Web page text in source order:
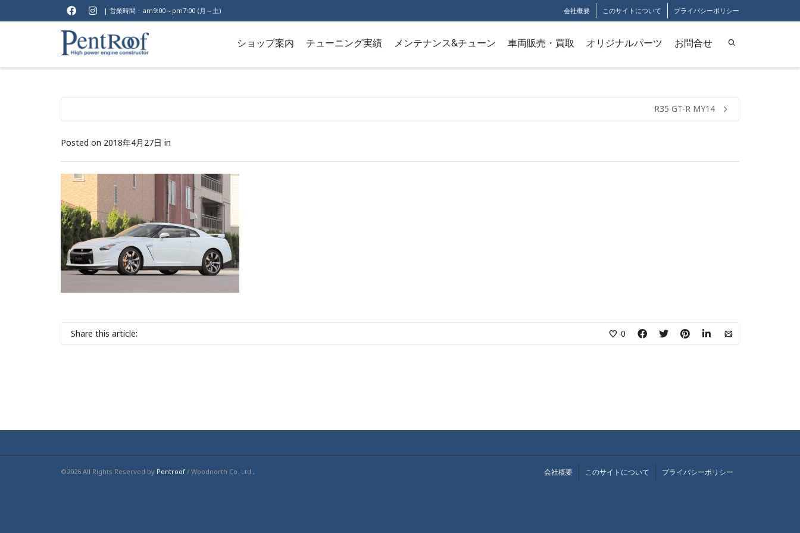
| 営業時間：am9:00～pm7:00 (月～土) 会社概要 このサイトについて プライバシーポリシー
ショップ案内 チューニング実績 メンテナンス&チューン 車両販売・買取 オリジナルパーツ お問合せ
R35 GT-R MY14
Posted on 2018年4月27日 in
Share this article: 0
©2026 All Rights Reserved by Pentroof / Woodnorth Co. Ltd., 会社概要 このサイトについて プライバシーポリシー